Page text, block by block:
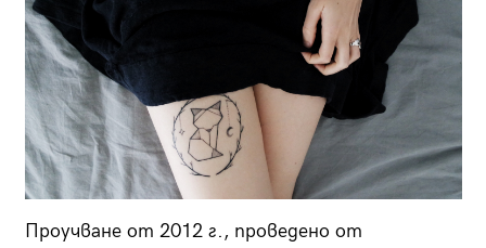
Проучване от 2012 г., проведено от